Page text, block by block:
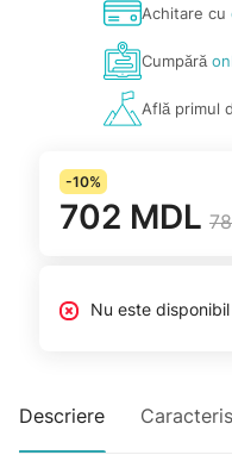
Achitare cu
Cumpără
Află primul
-10%
702 MDL
Nu este disponibil
Descriere